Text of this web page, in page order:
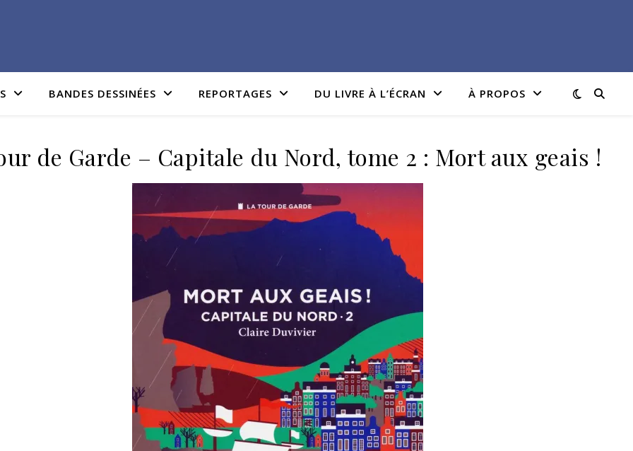
BANDES DESSINÉES REPORTAGES DU LIVRE À L’ÉCRAN À PROPOS
de Garde – Capitale du Nord, tome 2 : Mort aux geais !